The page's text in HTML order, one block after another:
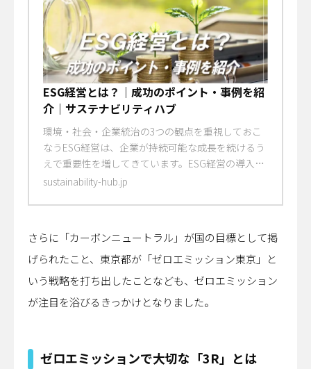
ESG経営とは？｜成功のポイント・事例を紹
介｜サステナビリティハブ
環境・社会・企業統治の3つの観点を重視しておこ
なうESG経営は、企業が持続可能な成長を続けるう
えで重要性を増してきています。ESG経営の導入に
よるメリットや成功に導くためのポイント、企業の
sustainability-hub.jp
さらに「カーボンニュートラル」が国の目標として掲
げられたこと、東京都が「ゼロエミッション東京」と
いう戦略を打ち出したことなども、ゼロエミッション
が注目を浴びるきっかけとなりました。
ゼロエミッションで大切な「3R」とは